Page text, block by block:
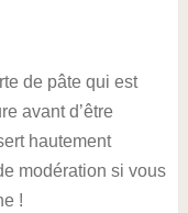
de pâte qui est
avant d’être
hautement
modération si vous
!